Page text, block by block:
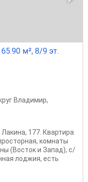
м², 8/9 эт.
Владимир,
177. Квартира
комнаты
(Восток и Запад), с/
лоджия, есть